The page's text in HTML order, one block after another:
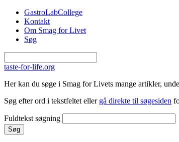
Gå til hovedindhold
GastroLabCollege
Kontakt
Om Smag for Livet
Søg
taste-for-life.org
Her kan du søge i Smag for Livets mange artikler,
Søg efter ord i tekstfeltet eller gå direkte til søgesiden
Fuldtekst søgning